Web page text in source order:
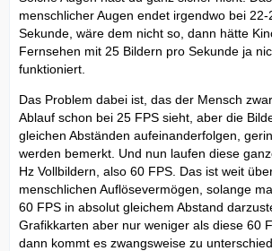
menschlicher Augen endet irgendwo bei
Sekunde, wäre dem nicht so, dann hätte
Fernsehen mit 25 Bildern pro Sekunde ja
funktioniert.
Das Problem dabei ist, das der Mensch
Ablauf schon bei 25 FPS sieht, aber die
gleichen Abständen aufeinanderfolgen,
werden bemerkt. Und nun laufen diese
Hz Vollbildern, also 60 FPS. Das ist weit
menschlichen Auflösevermögen, solange
60 FPS in absolut gleichem Abstand
Grafikkarten aber nur weniger als diese 60
dann kommt es zwangsweise zu